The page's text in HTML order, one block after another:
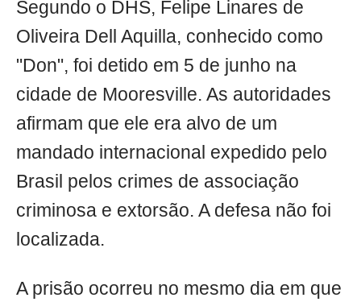
Segundo o DHS, Felipe Linares de
Oliveira Dell Aquilla, conhecido como
"Don", foi detido em 5 de junho na
cidade de Mooresville. As autoridades
afirmam que ele era alvo de um
mandado internacional expedido pelo
Brasil pelos crimes de associação
criminosa e extorsão. A defesa não foi
localizada.
A prisão ocorreu no mesmo dia em que